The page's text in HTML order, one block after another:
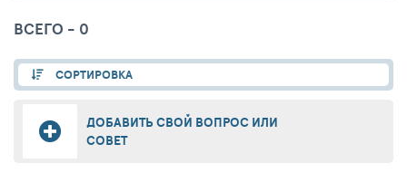
ВСЕГО - 0
СОРТИРОВКА
ДОБАВИТЬ СВОЙ ВОПРОС ИЛИ
СОВЕТ